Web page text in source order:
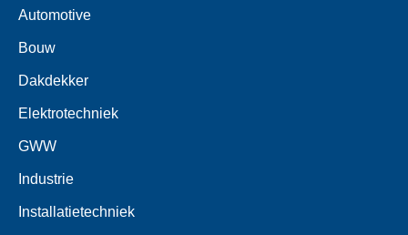
Automotive
Bouw
Dakdekker
Elektrotechniek
GWW
Industrie
Installatietechniek